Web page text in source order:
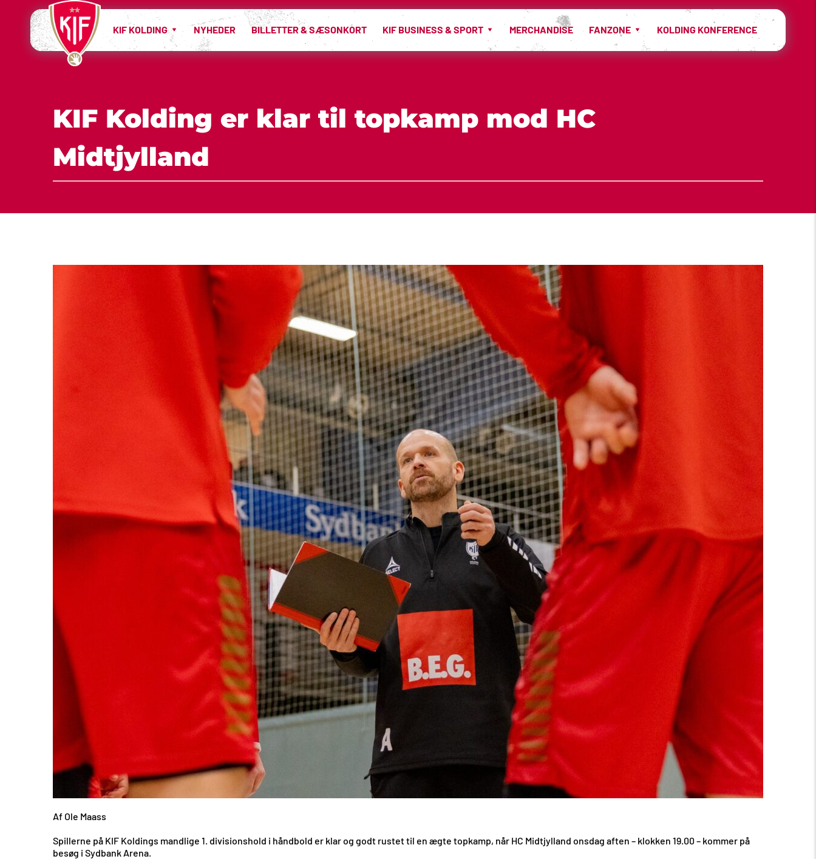
KIF KOLDING NYHEDER BILLETTER & SÆSONKORT KIF BUSINESS & SPORT MERCHANDISE FANZONE KOLDING KONFERENCE
KIF Kolding er klar til topkamp mod HC
Midtjylland
Af Ole Maass
Spillerne på KIF Koldings mandlige 1. divisionshold i håndbold er klar og godt rustet til en ægte topkamp, når HC Midtjylland onsdag aften – klokken 19.00 – kommer på
besøg i Sydbank Arena.